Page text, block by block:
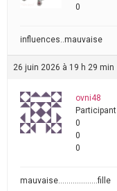
0
influences..mauvaise
26 juin 2026 à 19 h 29 min
ovni48
Participant
0
0
0
mauvaise……………….fille